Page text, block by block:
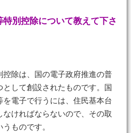
別控除について教えて下さ
控除は、国の電子政府推進の普
として創設されたものです。国
電子で行うには、住民基本台
ければならないので、その取
ものです。